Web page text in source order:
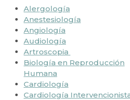
Alergología
Anestesiología
Angiología
Audiología
Artroscopia
Biología en Reproducción
Humana
Cardiología
Cardiología